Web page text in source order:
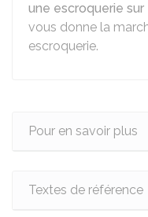
une escroquerie
vous donne la
escroquerie.
Pour en savoir plus
Textes de référence